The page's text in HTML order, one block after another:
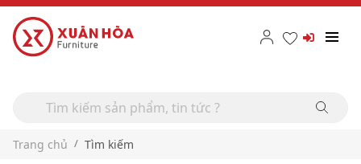
Trang chủ Tìm kiếm